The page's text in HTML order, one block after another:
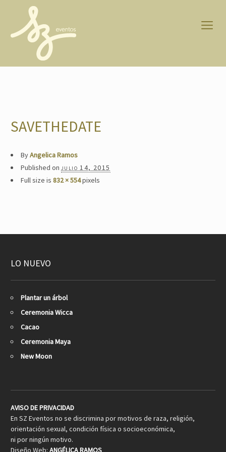
SAVETHEDATE
ByAngelica Ramos
Published on julio 14, 2015
Full size is 832 × 554pixels
LO NUEVO
Plantar un árbol
Ceremonia Wicca
Cacao
Ceremonia Maya
New Moon
AVISO DE PRIVACIDAD
En SZ Eventos no se discrimina por motivos de raza, religión,
orientación sexual, condición física o socioeconómica,
ni por ningún motivo.
Diseño Web: ANGÉLICA RAMOS